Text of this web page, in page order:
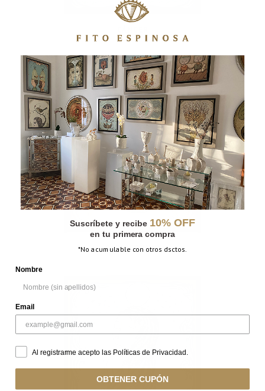
CAPRICORNIO
Suscríbete y recibe 10% OFF
en tu primera compra
*No acumulable con otros dsctos.
Nombre
Email
Al registrarme acepto las Políticas de Privacidad.
OBTENER CUPÓN